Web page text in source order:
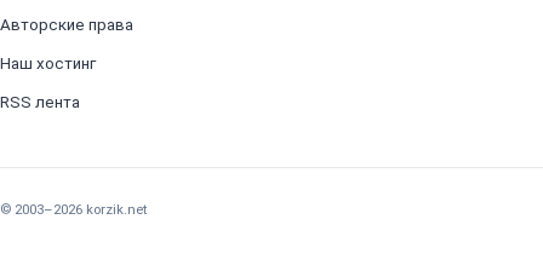
Авторские права
Наш хостинг
RSS лента
© 2003–2026 korzik.net